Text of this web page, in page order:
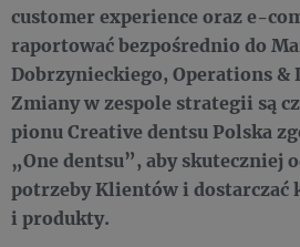
customer experience oraz e-
raportować bezpośrednio do
Dobrzynieckiego, Operations &
Zmiany w zespole strategii są
pionu Creative dentsu Polska
„One dentsu”, aby skuteczniej
potrzeby Klientów i dostarczać
i produkty.